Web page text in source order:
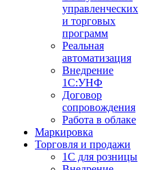
управленческих
и торговых
программ
Реальная
автоматизация
Внедрение
1С:УНФ
Договор
сопровождения
Работа в облаке
Маркировка
Торговля и продажи
1С для розницы